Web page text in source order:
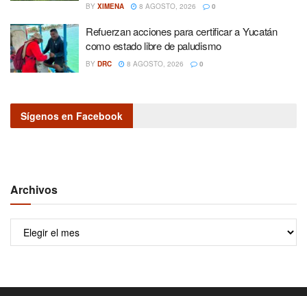
BY XIMENA 8 AGOSTO, 2026 0
Refuerzan acciones para certificar a Yucatán
como estado libre de paludismo
BY DRC 8 AGOSTO, 2026 0
Sígenos en Facebook
Archivos
Archivos